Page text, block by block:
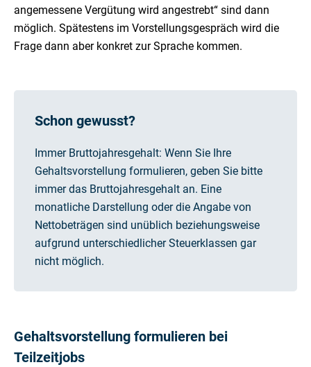
angemessene Vergütung wird angestrebt“ sind dann
möglich. Spätestens im Vorstellungsgespräch wird die
Frage dann aber konkret zur Sprache kommen.
Schon gewusst?
Immer Bruttojahresgehalt: Wenn Sie Ihre
Gehaltsvorstellung formulieren, geben Sie bitte
immer das Bruttojahresgehalt an. Eine
monatliche Darstellung oder die Angabe von
Nettobeträgen sind unüblich beziehungsweise
aufgrund unterschiedlicher Steuerklassen gar
nicht möglich.
Gehaltsvorstellung formulieren bei
Teilzeitjobs